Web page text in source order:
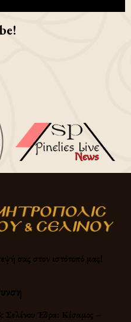
σας στον ιστότοπό μας!​
Έδρα: Κίσαμος –